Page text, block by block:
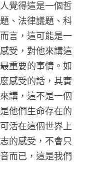
覺得這是一個哲
、法律議題、科
言，這可能是一
受，對他來講這
重要的事情。如
感受的話，其實
講，這不是一個
他們生命存在的
活在這個世界上
的感受，不會只
而已，這是我們